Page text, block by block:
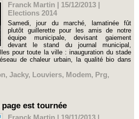
Franck Martin | 15/12/2013 |
Elections 2014
Samedi, jour du marché, lamatinée fût
plutôt guillerette pour les amis de notre
équipe municipale, devisant gaiement
devant le stand du journal municipal,
pour toute la ville : inauguration du stade
de chaleur urbain, la qualité bio dans
, Jacky, Louviers, Modem, Prg,
est tournée
Franck Martin | 19/11/2013 |